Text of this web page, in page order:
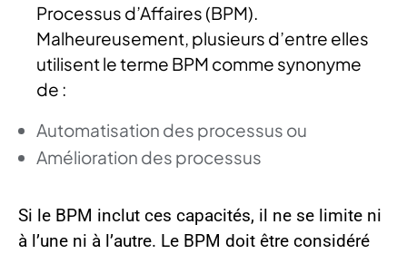
Processus d’Affaires (BPM).
Malheureusement, plusieurs d’entre elles
utilisent le terme BPM comme synonyme
de :
Automatisation des processus ou
Amélioration des processus
Si le BPM inclut ces capacités, il ne se limite ni
à l’une ni à l’autre. Le BPM doit être considéré